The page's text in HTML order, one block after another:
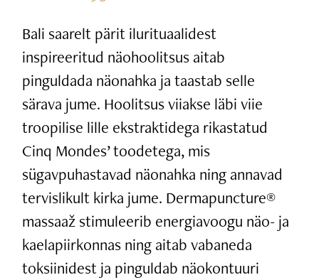
Bali saarelt pärit ilurituaalidest
inspireeritud näohoolitsus aitab
pinguldada näonahka ja taastab selle
särava jume. Hoolitsus viiakse läbi viie
troopilise lille ekstraktidega rikastatud
Cinq Mondes’ toodetega, mis
sügavpuhastavad näonahka ning annavad
tervislikult kirka jume. Dermapuncture®
massaaž stimuleerib energiavoogu näo- ja
kaelapiirkonnas ning aitab vabaneda
toksiinidest ja pinguldab näokontuuri